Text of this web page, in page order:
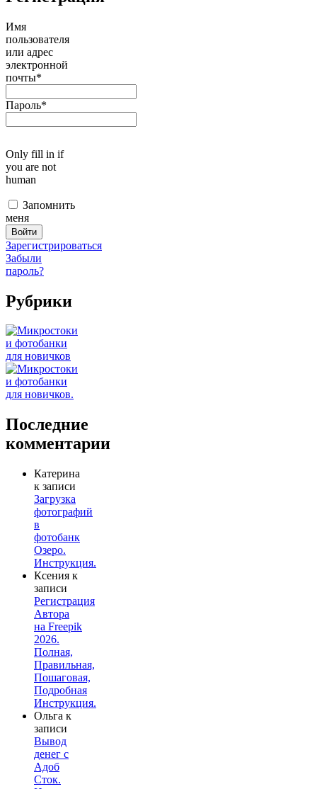
Имя
пользователя
или адрес
электронной
почты*
Пароль*
Only fill in if
you are not
human
Запомнить
меня
Зарегистрироваться
Забыли
пароль?
Рубрики
Последние
комментарии
Катерина
к записи
Загрузка
фотографий
в
фотобанк
Озеро.
Инструкция.
Ксения к
записи
Регистрация
Автора
на Freepik
2026.
Полная,
Правильная,
Пошаговая,
Подробная
Инструкция.
Ольга к
записи
Вывод
денег с
Адоб
Сток.